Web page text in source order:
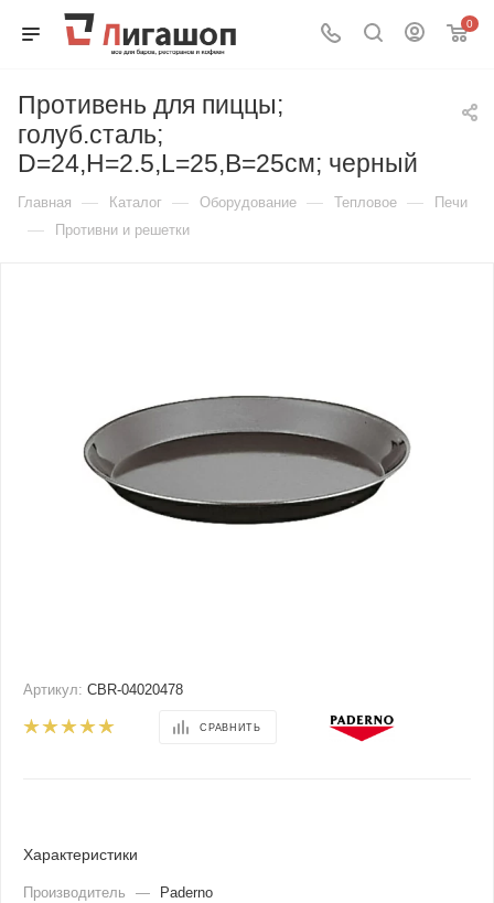
0
Противень для пиццы;
голуб.сталь;
D=24,H=2.5,L=25,B=25см; черный
Главная — Каталог — Оборудование — Тепловое — Печи
— Противни и решетки
Артикул: CBR-04020478
СРАВНИТЬ
Характеристики
Производитель —
Paderno